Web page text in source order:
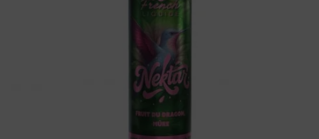
Arômes : fruit du dragon, mûre. E-liquide
Nektar Le French Liquide. Disponible en 50